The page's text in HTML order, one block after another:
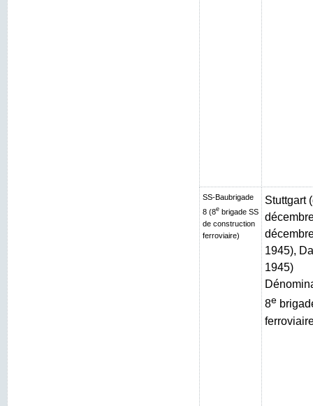
SS-Baubrigade
8 (8e brigade SS
de construction
ferroviaire)
Stuttgart
1945),
1945)
8e